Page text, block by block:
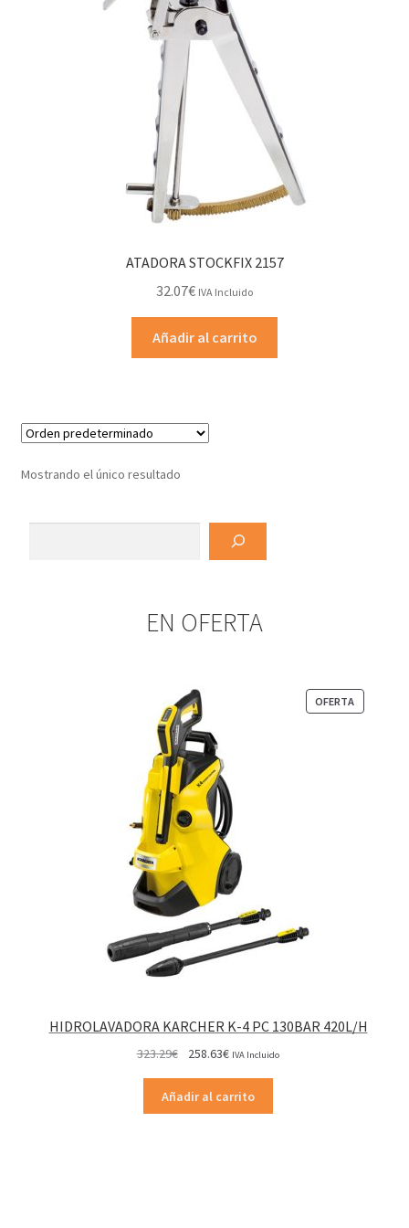
ATADORA STOCKFIX 2157
32.07€ IVA Incluido
Añadir al carrito
Mostrando el único resultado
EN OFERTA
OFERTA
EN
HIDROLAVADORA KARCHER K-4 PC 130BAR 420L/H
323.29€
original
era:
258.63€El
actual
es:
IVA Incluido
Añadir al carrito